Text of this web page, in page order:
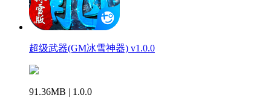
超级武器(GM冰雪神器) v1.0.0
91.36MB | 1.0.0